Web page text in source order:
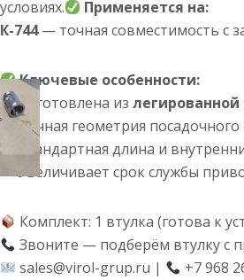
условиях.
Применяется на:
К-744— точная совместимость с
Ключевые особенности:
— Изготовлена из
— Точная геометрия
— Стандартная длина и
— Увеличивает срок службы
Комплект: 1 втулка (готова к
Звоните — подберём втулку с
sales@virol-grup.ru |
+7 968